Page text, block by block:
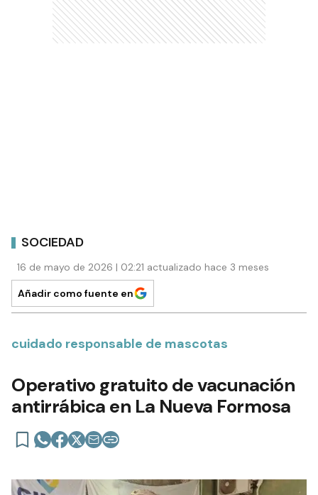
SOCIEDAD
16 de mayo de 2026 | 02:21 actualizado hace 3 meses
Añadir como fuente en
cuidado responsable de mascotas
Operativo gratuito de vacunación
antirrábica en La Nueva Formosa